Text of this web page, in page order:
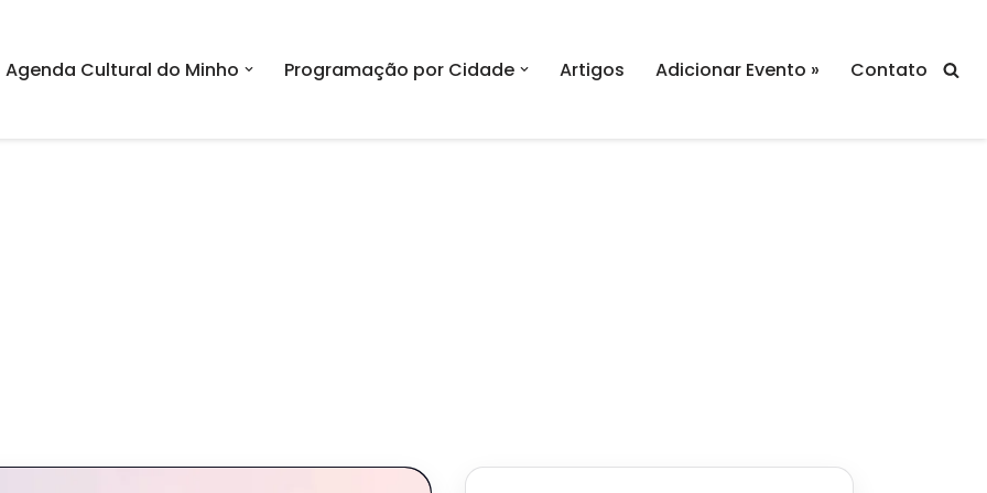
Agenda Cultural do Minho Programação por Cidade Artigos Adicionar Evento » Contato